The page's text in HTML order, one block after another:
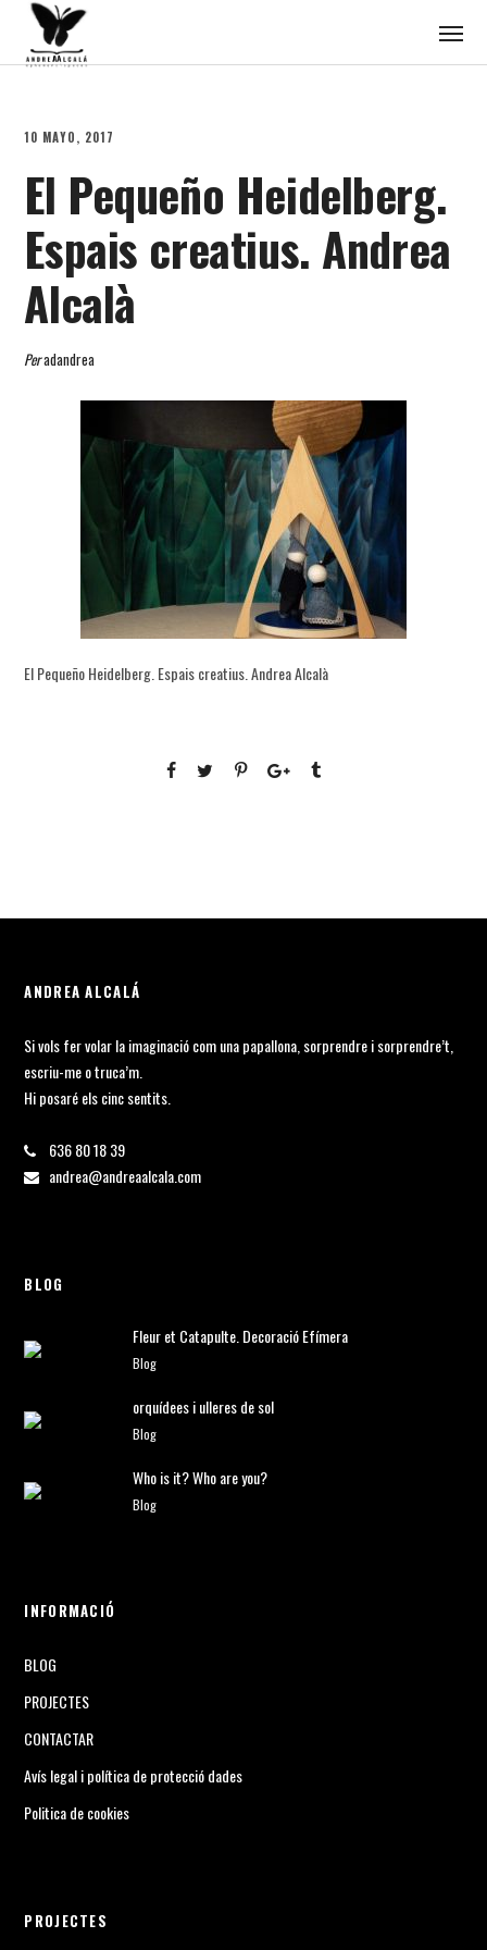
10 MAYO, 2017
El Pequeño Heidelberg.
Espais creatius. Andrea
Alcalà
Peradandrea
El Pequeño Heidelberg. Espais creatius. Andrea Alcalà
ANDREA ALCALÁ
Si vols fer volar la imaginació com una papallona, sorprendre i sorprendre’t,
escriu-me o truca’m.
Hi posaré els cinc sentits.
636 80 18 39
andrea@andreaalcala.com
BLOG
Fleur et Catapulte. Decoració Efímera
Blog
orquídees i ulleres de sol
Blog
Who is it? Who are you?
Blog
INFORMACIÓ
BLOG
PROJECTES
CONTACTAR
Avís legal i política de protecció dades
Politica de cookies
PROJECTES